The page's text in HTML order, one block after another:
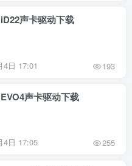
声卡驱动下载
4日 17:01 193
声卡驱动下载
4日 17:05 255